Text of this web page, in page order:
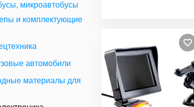
микроавтобусы
и комплектующие
автомобили
материалы для